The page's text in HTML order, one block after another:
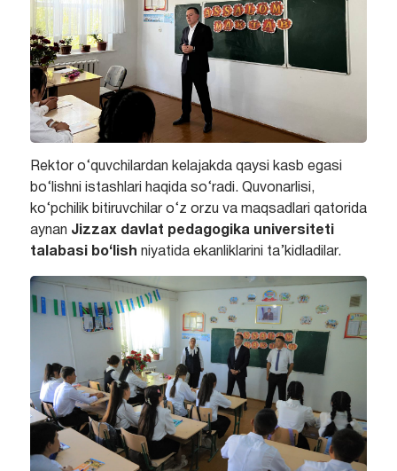
Rektor o‘quvchilardan kelajakda qaysi kasb egasi
bo‘lishni istashlari haqida so‘radi. Quvonarlisi,
ko‘pchilik bitiruvchilar o‘z orzu va maqsadlari qatorida
aynan Jizzax davlat pedagogika universiteti
talabasi bo‘lish niyatida ekanliklarini ta’kidladilar.